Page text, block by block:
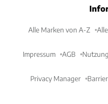
Alle Marken von A-Z
Impressum AGB
Privacy Manager